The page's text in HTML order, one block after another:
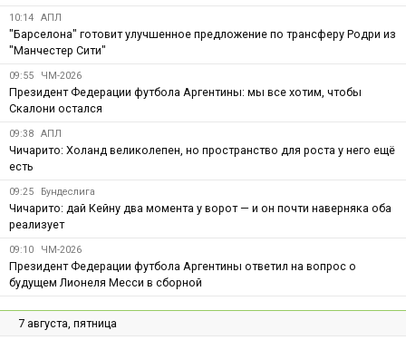
10:14 АПЛ
"Барселона" готовит улучшенное предложение по трансферу Родри из
"Манчестер Сити"
09:55 ЧМ-2026
Президент Федерации футбола Аргентины: мы все хотим, чтобы
Скалони остался
09:38 АПЛ
Чичарито: Холанд великолепен, но пространство для роста у него ещё
есть
09:25 Бундеслига
Чичарито: дай Кейну два момента у ворот — и он почти наверняка оба
реализует
09:10 ЧМ-2026
Президент Федерации футбола Аргентины ответил на вопрос о
будущем Лионеля Месси в сборной
7 августа, пятница